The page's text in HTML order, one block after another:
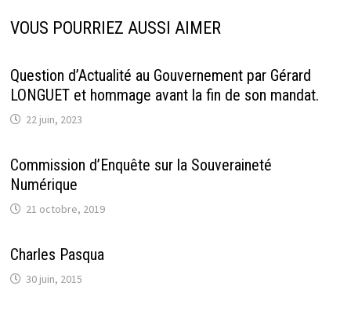
VOUS POURRIEZ AUSSI AIMER
Question d’Actualité au Gouvernement par Gérard
LONGUET et hommage avant la fin de son mandat.
22 juin, 2023
Commission d’Enquête sur la Souveraineté
Numérique
21 octobre, 2019
Charles Pasqua
30 juin, 2015